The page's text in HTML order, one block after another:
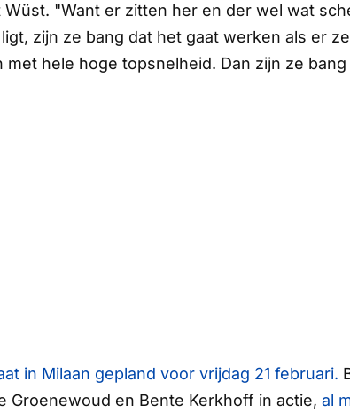
"Want er zitten her en der wel wat
zijn ze bang dat het gaat werken als er
met hele hoge topsnelheid. Dan zijn ze
in Milaan gepland voor vrijdag 21 februari.
Groenewoud en Bente Kerkhoff in actie, al